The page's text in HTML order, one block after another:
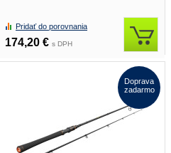
Pridať do porovnania
174,20 € s DPH
Doprava
zadarmo